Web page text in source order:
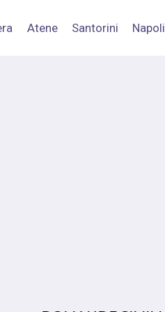
Atene Santorini Napoli